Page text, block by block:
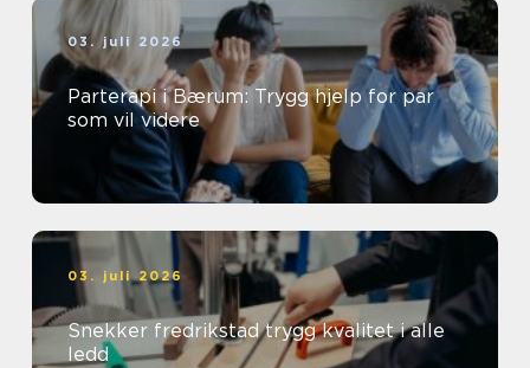
03. juli 2026
Parterapi i Bærum: Trygg hjelp for par
som vil videre
03. juli 2026
Snekker fredrikstad trygg kvalitet i alle
ledd